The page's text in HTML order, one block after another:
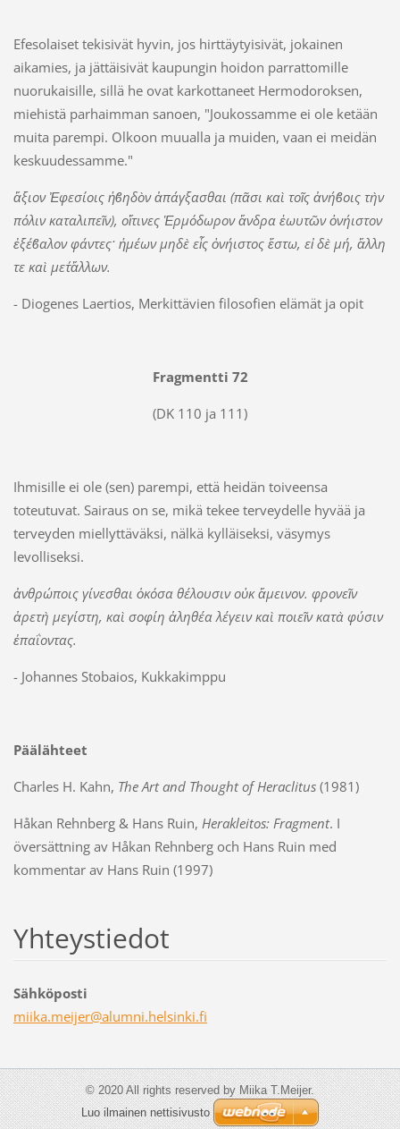
Efesolaiset tekisivät hyvin, jos hirttäytyisivät, jokainen
aikamies, ja jättäisivät kaupungin hoidon parrattomille
nuorukaisille, sillä he ovat karkottaneet Hermodoroksen,
miehistä parhaimman sanoen, "Joukossamme ei ole ketään
muita parempi. Olkoon muualla ja muiden, vaan ei meidän
keskuudessamme."
ἄξιον Ἐφεσίοις ἡϐηδὸν ἀπάγξασθαι (πᾶσι καὶ τοῖς ἀνήϐοις τὴν
πόλιν καταλιπεῖν), οἵτινες Ἑρµόδωρον ἄνδρα ἑωυτῶν ὀνήιστον
ἐξέϐαλον φάντες· ἡµέων µηδὲ εἷς ὀνήιστος ἔστω, εἰ δὲ µή, ἄλλη
τε καὶ µετ΄ἄλλων.
- Diogenes Laertios, Merkittävien filosofien elämät ja opit
Fragmentti 72
(DK 110 ja 111)
Ihmisille ei ole (sen) parempi, että heidän toiveensa
toteutuvat. Sairaus on se, mikä tekee terveydelle hyvää ja
terveyden miellyttäväksi, nälkä kylläiseksi, väsymys
levolliseksi.
ἀνθρώποις γίνεσθαι ὁκόσα θέλουσιν οὐκ ἄµεινον. φρονεῖν
ἀρετὴ µεγίστη, καὶ σοφίη ἀληθέα λέγειν καὶ ποιεῖν κατὰ φύσιν
ἐπαΐοντας.
- Johannes Stobaios, Kukkakimppu
Päälähteet
Charles H. Kahn, The Art and Thought of Heraclitus(1981)
Håkan Rehnberg & Hans Ruin, Herakleitos: Fragment. I
översättning av Håkan Rehnberg och Hans Ruin med
kommentar av Hans Ruin (1997)
Yhteystiedot
Sähköposti
miika.meijer@alumni.helsinki.fi
© 2020 All rights reserved by Miika T.Meijer.
Luo ilmainen nettisivusto